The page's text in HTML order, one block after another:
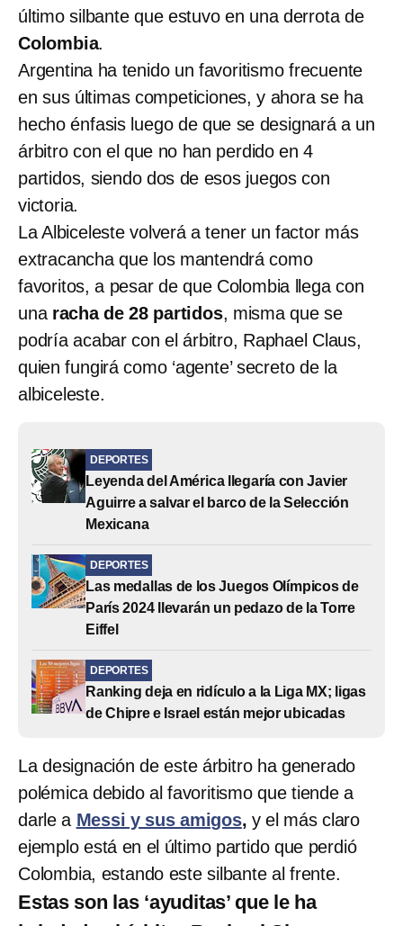
último silbante que estuvo en una derrota de
Colombia.
Argentina ha tenido un favoritismo frecuente
en sus últimas competiciones, y ahora se ha
hecho énfasis luego de que se designará a un
árbitro con el que no han perdido en 4
partidos, siendo dos de esos juegos con
victoria.
La Albiceleste volverá a tener un factor más
extracancha que los mantendrá como
favoritos, a pesar de que Colombia llega con
una racha de 28 partidos, misma que se
podría acabar con el árbitro, Raphael Claus,
quien fungirá como ‘agente’ secreto de la
albiceleste.
DEPORTES
Leyenda del América llegaría con Javier
Aguirre a salvar el barco de la Selección
Mexicana
DEPORTES
Las medallas de los Juegos Olímpicos de
París 2024 llevarán un pedazo de la Torre
Eiffel
DEPORTES
Ranking deja en ridículo a la Liga MX; ligas
de Chipre e Israel están mejor ubicadas
La designación de este árbitro ha generado
polémica debido al favoritismo que tiende a
darle a Messi y sus amigos, y el más claro
ejemplo está en el último partido que perdió
Colombia, estando este silbante al frente.
Estas son las ‘ayuditas’ que le ha